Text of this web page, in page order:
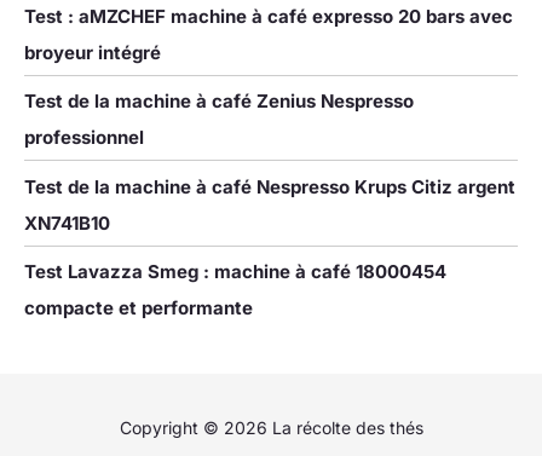
Test : aMZCHEF machine à café expresso 20 bars avec
broyeur intégré
Test de la machine à café Zenius Nespresso
professionnel
Test de la machine à café Nespresso Krups Citiz argent
XN741B10
Test Lavazza Smeg : machine à café 18000454
compacte et performante
Copyright © 2026 La récolte des thés